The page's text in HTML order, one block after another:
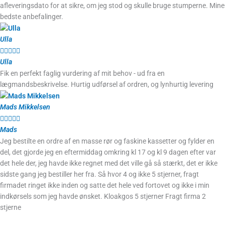
afleveringsdato for at sikre, om jeg stod og skulle bruge stumperne. Mine
bedste anbefalinger.
Ulla

Ulla
Fik en perfekt faglig vurdering af mit behov - ud fra en
lægmandsbeskrivelse. Hurtig udførsel af ordren, og lynhurtig levering
Mads Mikkelsen

Mads
Jeg bestilte en ordre af en masse rør og faskine kassetter og fylder en
del, det gjorde jeg en eftermiddag omkring kl 17 og kl 9 dagen efter var
det hele der, jeg havde ikke regnet med det ville gå så stærkt, det er ikke
sidste gang jeg bestiller her fra. Så hvor 4 og ikke 5 stjerner, fragt
firmadet ringet ikke inden og satte det hele ved fortovet og ikke i min
indkørsels som jeg havde ønsket. Kloakgos 5 stjerner Fragt firma 2
stjerne